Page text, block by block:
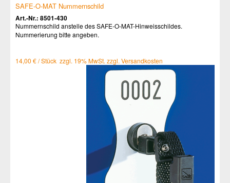
SAFE-O-MAT Nummernschild
Art.-Nr.: 8501-430
Nummernschild anstelle des SAFE-O-MAT-Hinweisschildes.
Nummerierung bitte angeben.
14,00 € / Stück zzgl. 19% MwSt. zzgl. Versandkosten